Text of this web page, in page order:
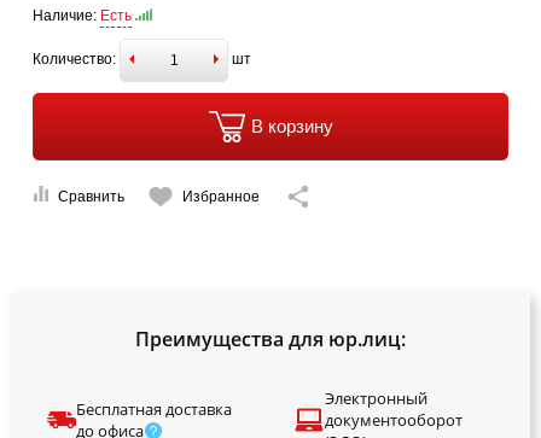
Наличие: Есть
Количество: шт
В корзину
Сравнить Избранное
Преимущества для юр.лиц:
Бесплатная доставка
до офиса
Электронный
документооборот